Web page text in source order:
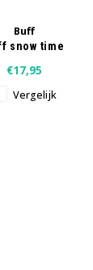
Buff
snow time
€17,95
Vergelijk